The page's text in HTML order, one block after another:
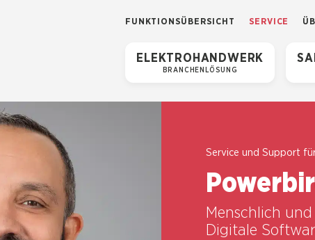
FUNK­TI­ONS­ÜBER­SICHT SER­VICE
ELEK­TRO­HAND­WERK
BRAN­CHEN­LÖ­SUNG
Ser­vice und Sup­port
Mensch­lich
Digi­ta­le